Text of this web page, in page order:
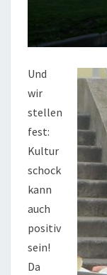
Und
wir
stellen
fest:
Kultur
schock
kann
auch
positiv
sein!
Da